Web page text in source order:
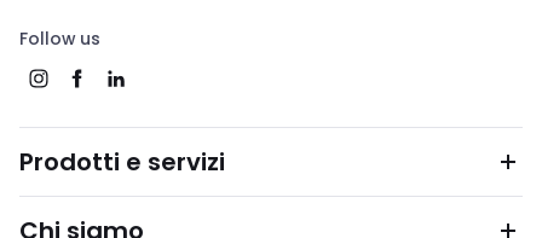
Follow us
Prodotti e servizi
Chi siamo